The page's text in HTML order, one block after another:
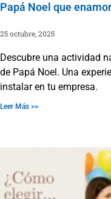
Papá Noel que
25 octubre, 2025
Descubre una actividad
de Papá Noel. Una
instalar en tu empresa.
Leer Más >>